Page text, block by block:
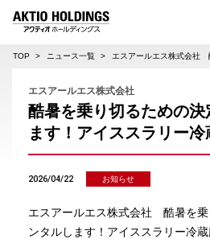
TOP ニュース一覧 エスアールエス株式会社 酷暑を乗り切る
エスアールエス株式会社
酷暑を乗り切るための
ます！アイススラリー冷
2026/04/22 お知らせ
エスアールエス株式会社 酷暑を乗
ンタルします！アイススラリー冷